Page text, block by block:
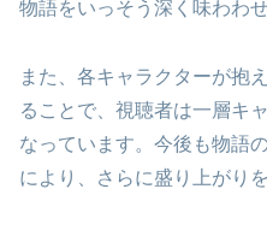
物語をいっそう深く味わわ
また、各キャラクターが抱
ることで、視聴者は一層キ
なっています。今後も物語
により、さらに盛り上がり